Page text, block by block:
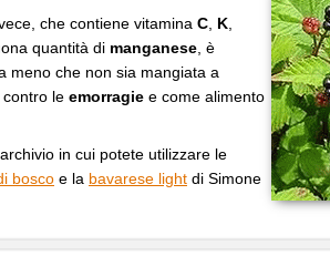
che contiene vitamina C K
quantità di manganese , è
meno che non sia mangiata a
le emorragie e come alimento
in cui potete utilizzare le
bosco e la bavarese light di Simone